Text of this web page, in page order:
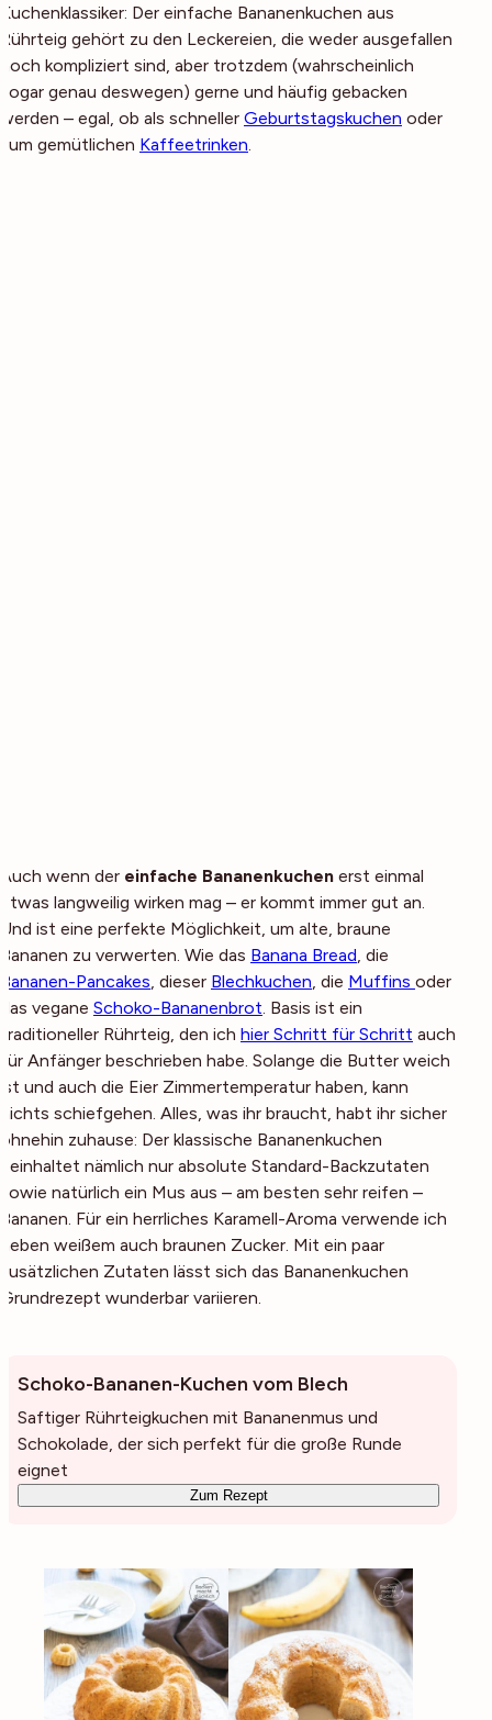
Kuchenklassiker: Der einfache Bananenkuchen aus
Rührteig gehört zu den Leckereien, die weder ausgefallen
noch kompliziert sind, aber trotzdem (wahrscheinlich
sogar genau deswegen) gerne und häufig gebacken
werden – egal, ob als schneller Geburtstagskuchen oder
zum gemütlichen Kaffeetrinken.
Auch wenn der einfache Bananenkuchen erst einmal
etwas langweilig wirken mag – er kommt immer gut an.
Und ist eine perfekte Möglichkeit, um alte, braune
Bananen zu verwerten. Wie das Banana Bread, die
Bananen-Pancakes, dieser Blechkuchen, die Muffins oder
das vegane Schoko-Bananenbrot. Basis ist ein
traditioneller Rührteig, den ich hier Schritt für Schritt auch
für Anfänger beschrieben habe. Solange die Butter weich
ist und auch die Eier Zimmertemperatur haben, kann
nichts schiefgehen. Alles, was ihr braucht, habt ihr sicher
ohnehin zuhause: Der klassische Bananenkuchen
beinhaltet nämlich nur absolute Standard-Backzutaten
sowie natürlich ein Mus aus – am besten sehr reifen –
Bananen. Für ein herrliches Karamell-Aroma verwende ich
neben weißem auch braunen Zucker. Mit ein paar
zusätzlichen Zutaten lässt sich das Bananenkuchen
Grundrezept wunderbar variieren.
Schoko-Bananen-Kuchen vom Blech
Saftiger Rührteigkuchen mit Bananenmus und
Schokolade, der sich perfekt für die große Runde
eignet
Zum Rezept